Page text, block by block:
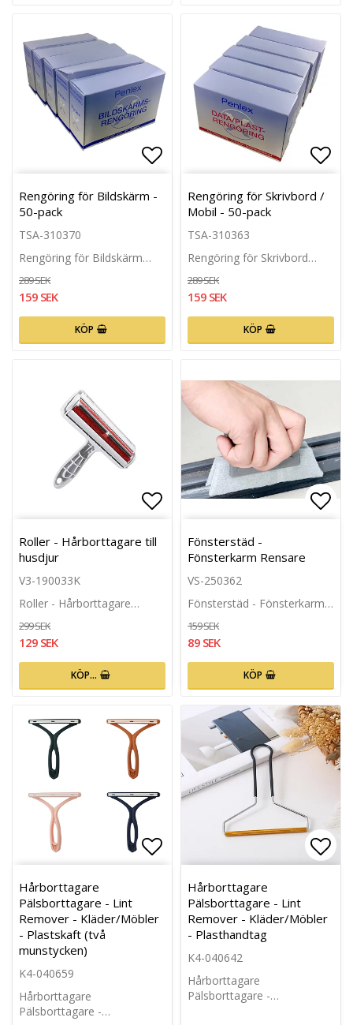
Lägg till i favoritlistan
Rengöring för Bildskärm -
50-pack
TSA-310370
Rengöring för Bildskärm…
289 SEK
159 SEK
KÖP
Rengöring för Skrivbord /
Mobil - 50-pack
TSA-310363
Rengöring för Skrivbord…
289 SEK
159 SEK
KÖP
Lägg till i favoritlistan
Roller - Hårborttagare till
husdjur
V3-190033K
Roller - Hårborttagare…
299 SEK
129 SEK
KÖP…
Fönsterstäd -
Fönsterkarm Rensare
VS-250362
Fönsterstäd - Fönsterkarm…
159 SEK
89 SEK
KÖP
Lägg till i favoritlistan
Hårborttagare
Pälsborttagare - Lint
Remover - Kläder/Möbler
- Plastskaft (två
munstycken)
K4-040659
Hårborttagare
Pälsborttagare -…
Hårborttagare
Pälsborttagare - Lint
Remover - Kläder/Möbler
- Plasthandtag
K4-040642
Hårborttagare
Pälsborttagare -…